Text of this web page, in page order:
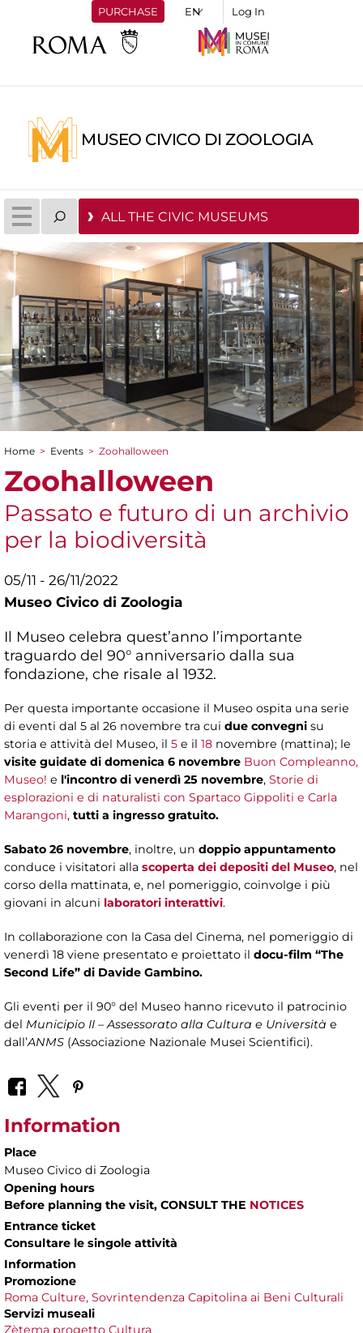
PURCHASE Log In
MUSEO CIVICO DI ZOOLOGIA
ALL THE CIVIC MUSEUMS
You are here
Home > Events > Zoohalloween
Zoohalloween
Passato e futuro di un archivio
per la biodiversità
05/11 - 26/11/2022
Museo Civico di Zoologia
Il Museo celebra quest’anno l’importante
traguardo del 90° anniversario dalla sua
fondazione, che risale al 1932.
Per questa importante occasione il Museo ospita una serie
di eventi dal 5 al 26 novembre tra cui due convegni su
storia e attività del Museo, il 5 e il 18 novembre (mattina); le
visite guidate di domenica 6 novembre Buon Compleanno,
Museo! e l'incontro di venerdì 25 novembre, Storie di
esplorazioni e di naturalisti con Spartaco Gippoliti e Carla
Marangoni, tutti a ingresso gratuito.
Sabato 26 novembre, inoltre, un doppio appuntamento
conduce i visitatori alla scoperta dei depositi del Museo, nel
corso della mattinata, e, nel pomeriggio, coinvolge i più
giovani in alcuni laboratori interattivi.
In collaborazione con la Casa del Cinema, nel pomeriggio di
venerdì 18 viene presentato e proiettato il docu-film “The
Second Life” di Davide Gambino.
Gli eventi per il 90° del Museo hanno ricevuto il patrocinio
del Municipio II – Assessorato alla Cultura e Università e
dall’ANMS (Associazione Nazionale Musei Scientifici).
Information
Place
Museo Civico di Zoologia
Opening hours
Before planning the visit, CONSULT THE NOTICES
Entrance ticket
Consultare le singole attività
Information
Promozione
Roma Culture, Sovrintendenza Capitolina ai Beni Culturali
Servizi museali
Zètema progetto Cultura